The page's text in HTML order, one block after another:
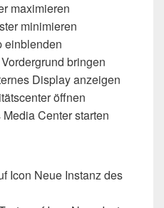
maximieren
minimieren
einblenden
bringen
Display anzeigen
öffnen
Center starten
Icon Neue Instanz des